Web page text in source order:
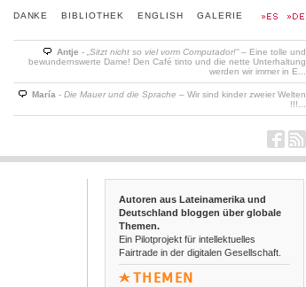
GALERIE
ENGLISH
BIBLIOTHEK
DANKE
Antje - „Sitzt nicht so viel vorm Computador!“– Eine tolle und
bewundernswerte Dame! Den Café tinto und die nette Unterhaltung
werden wir immer in E...
María - Die Mauer und die Sprache – Wir sind kinder zweier Welten
!!!...
Autoren aus Lateinamerika und
Deutschland bloggen über globale
Themen.
Ein Pilotprojekt für intellektuelles
Fairtrade in der digitalen Gesellschaft.
THEMEN